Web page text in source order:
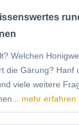
Welchen
die Gärung? Hanf
viele weitere
mehr erfahren